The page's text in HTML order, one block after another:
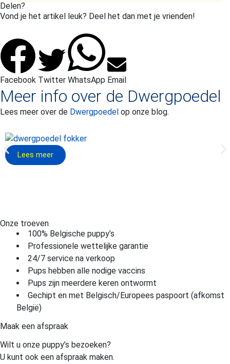
Delen?
Vond je het artikel leuk? Deel het dan met je vrienden!
Facebook Twitter WhatsApp Email
Meer info over de Dwergpoedel
Lees meer over de Dwergpoedel op onze blog.
Lees meer
Onze troeven
100% Belgische puppy’s
Professionele wettelijke garantie
24/7 service na verkoop
Pups hebben alle nodige vaccins
Pups zijn meerdere keren ontwormt
Gechipt en met Belgisch/Europees paspoort (afkomst
België)
Maak een afspraak
Wilt u onze puppy’s bezoeken?
U kunt ook een afspraak maken.